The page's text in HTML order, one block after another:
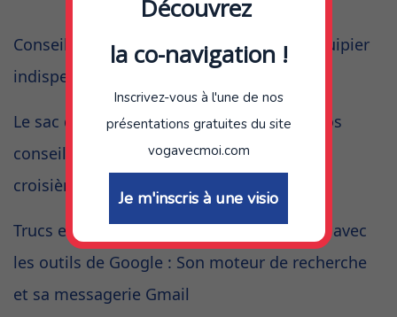
Conseils équipiers : comment devenir l’équipier
indispensable?
Le sac de marin du co-navigateur : tous nos
conseils pour profiter de votre première
croisière en voilier
Trucs et astuces pour utiliser VogAvecMoi avec
les outils de Google : Son moteur de recherche
et sa messagerie Gmail
Découvrez
la co-navigation !
Inscrivez-vous à l'une de nos
présentations gratuites du site
vogavecmoi.com
Je m'inscris à une visio